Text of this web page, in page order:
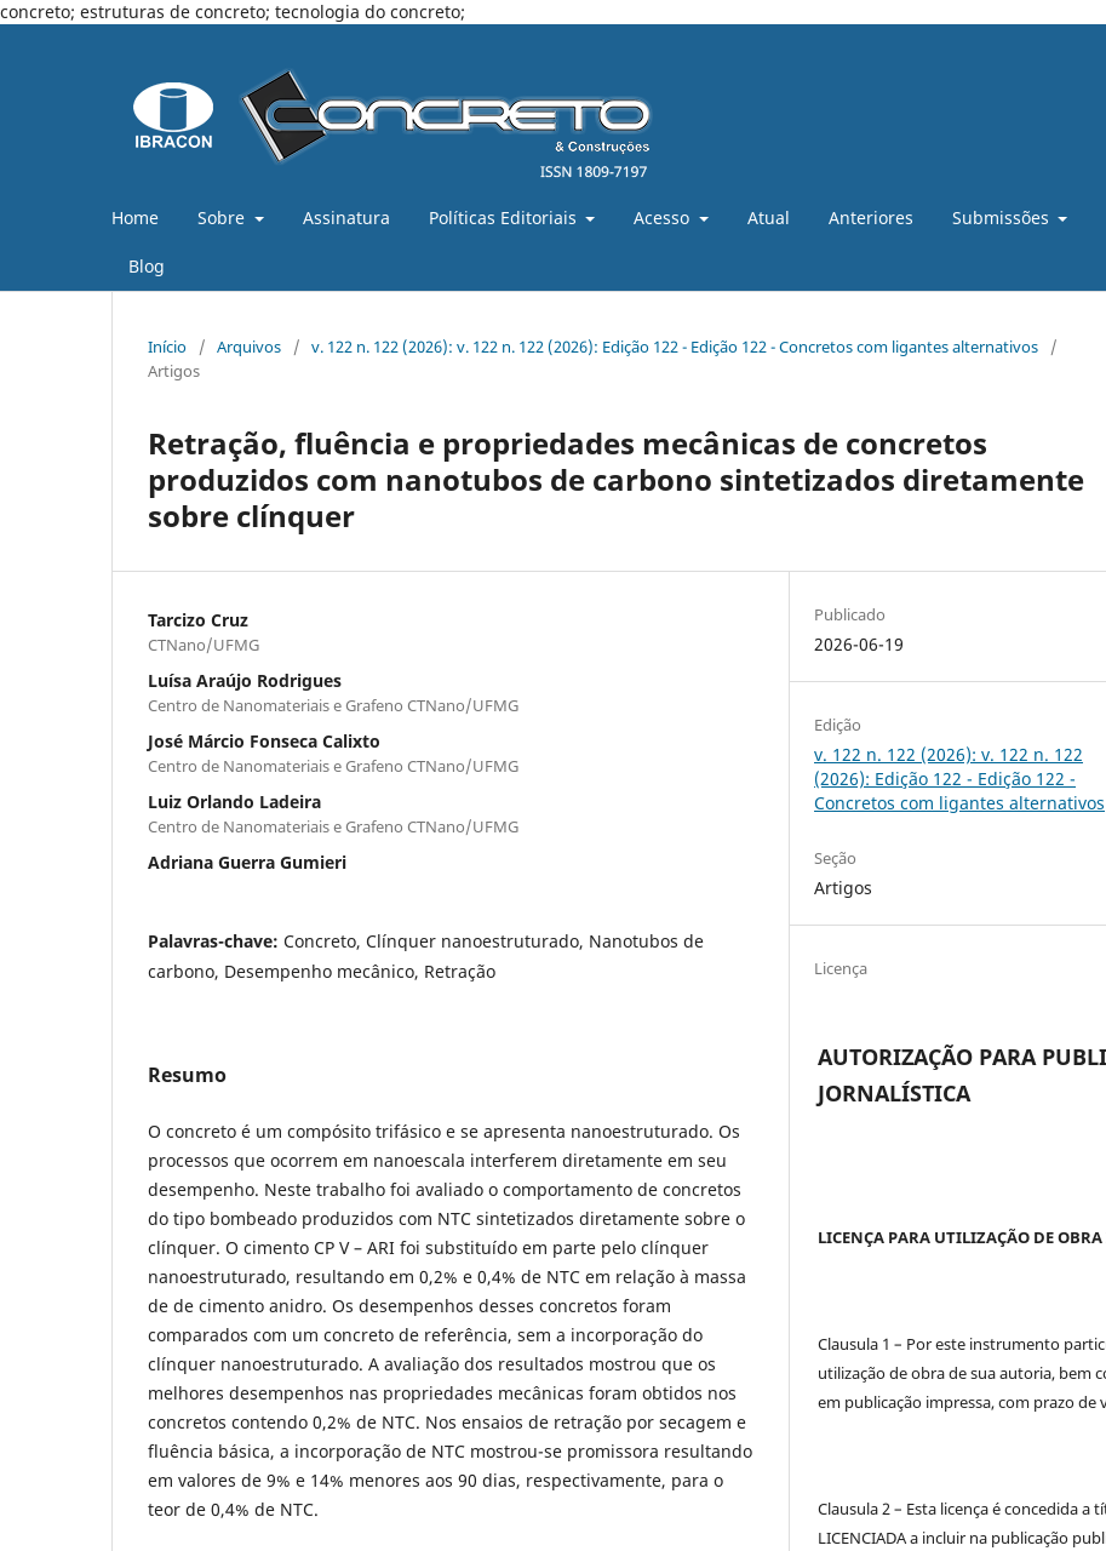
concreto; estruturas de concreto; tecnologia do concreto;
Home Sobre Assinatura Políticas Editoriais Acesso Atual Anteriores Submissões
Blog
Início / Arquivos / v. 122 n. 122 (2026): v. 122 n. 122 (2026): Edição 122 - Edição 122 - Concretos com ligantes alternativos
/
Artigos
Retração, fluência e propriedades mecânicas de concretos
produzidos com nanotubos de carbono sintetizados diretamente
sobre clínquer
Tarcizo Cruz
CTNano/UFMG
Luísa Araújo Rodrigues
Centro de Nanomateriais e Grafeno CTNano/UFMG
José Márcio Fonseca Calixto
Centro de Nanomateriais e Grafeno CTNano/UFMG
Luiz Orlando Ladeira
Centro de Nanomateriais e Grafeno CTNano/UFMG
Adriana Guerra Gumieri
Palavras-chave: Concreto, Clínquer nanoestruturado, Nanotubos de
carbono, Desempenho mecânico, Retração
Resumo
O concreto é um compósito trifásico e se apresenta nanoestruturado. Os
processos que ocorrem em nanoescala interferem diretamente em seu
desempenho. Neste trabalho foi avaliado o comportamento de concretos
do tipo bombeado produzidos com NTC sintetizados diretamente sobre o
clínquer. O cimento CP V – ARI foi substituído em parte pelo clínquer
nanoestruturado, resultando em 0,2% e 0,4% de NTC em relação à massa
de de cimento anidro. Os desempenhos desses concretos foram
comparados com um concreto de referência, sem a incorporação do
clínquer nanoestruturado. A avaliação dos resultados mostrou que os
melhores desempenhos nas propriedades mecânicas foram obtidos nos
concretos contendo 0,2% de NTC. Nos ensaios de retração por secagem e
fluência básica, a incorporação de NTC mostrou-se promissora resultando
em valores de 9% e 14% menores aos 90 dias, respectivamente, para o
teor de 0,4% de NTC.
Publicado
2026-06-19
Edição
v. 122 n. 122 (2026): v. 122 n. 122
(2026): Edição 122 - Edição 122 -
Concretos com ligantes alternativos
Seção
Artigos
Licença
AUTORIZAÇÃO PARA
JORNALÍSTICA
LICENÇA PARA UTILIZAÇÃO DE
Clausula 1 – Por este instrumento
utilização de obra de sua autoria, bem
em publicação impressa, com prazo
Clausula 2 – Esta licença é concedida
LICENCIADA a incluir na publicação